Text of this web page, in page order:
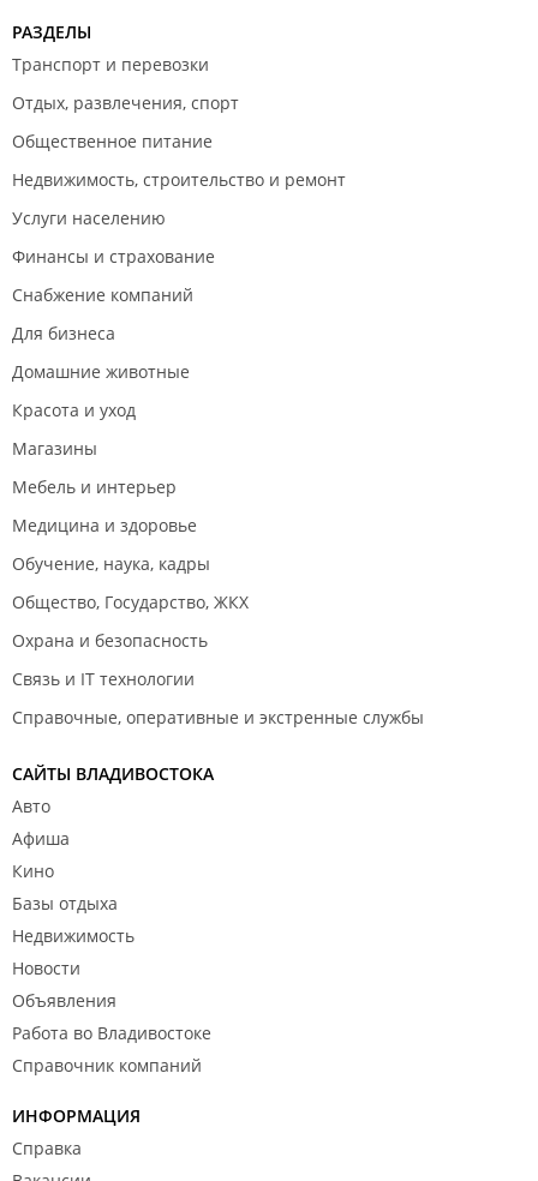
РАЗДЕЛЫ
Транспорт и перевозки
Отдых, развлечения, спорт
Общественное питание
Недвижимость, строительство и ремонт
Услуги населению
Финансы и страхование
Снабжение компаний
Для бизнеса
Домашние животные
Красота и уход
Магазины
Мебель и интерьер
Медицина и здоровье
Обучение, наука, кадры
Общество, Государство, ЖКХ
Охрана и безопасность
Связь и IT технологии
Справочные, оперативные и экстренные службы
САЙТЫ ВЛАДИВОСТОКА
Авто
Афиша
Кино
Базы отдыха
Недвижимость
Новости
Объявления
Работа во Владивостоке
Справочник компаний
ИНФОРМАЦИЯ
Справка